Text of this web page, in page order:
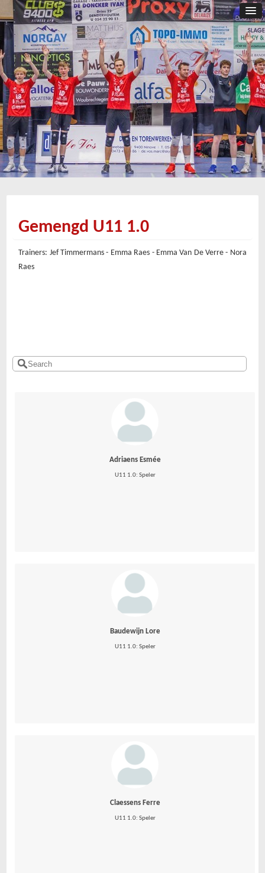
Gemengd U11 1.0
Trainers: Jef Timmermans - Emma Raes - Emma Van De Verre - Nora
Raes
Adriaens Esmée
U11 1.0: Speler
Baudewijn Lore
U11 1.0: Speler
Claessens Ferre
U11 1.0: Speler